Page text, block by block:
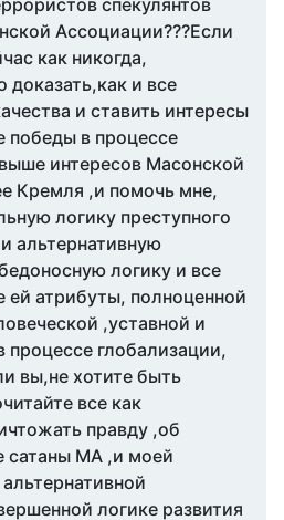
спекулянтов
Ассоциации???Если
как никогда,
доказать,как и все
и ставить интересы
победы в процессе
интересов Масонской
Кремля ,и помочь мне,
логику преступного
альтернативную
логику и все
ей атрибуты, полноценной
,уставной и
процессе глобализации,
вы,не хотите быть
все как
правду ,об
сатаны МА ,и моей
логике развития